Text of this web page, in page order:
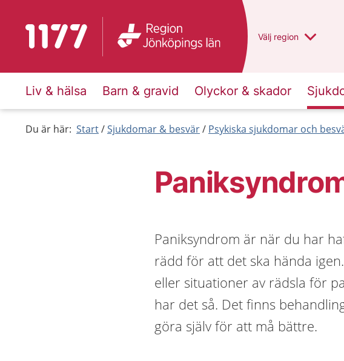
Till startsidan för 1177 Du har valt region
Välj en annan
region
Liv & hälsa Barn & gravid Olyckor & skador
Du är här: Start Sjukdomar & besvär Psykiska sjukdomar och
Paniksyndrom är när du har
rädd för att det ska hända
eller situationer av rädsla för
har det så. Det finns
göra själv för att må bättre.